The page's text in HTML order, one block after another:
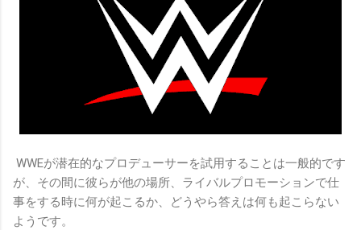
WWEが潜在的なプロデューサーを試用することは一般的です
が、その間に彼らが他の場所、ライバルプロモーションで仕
事をする時に何が起こるか、どうやら答えは何も起こらない
ようです。